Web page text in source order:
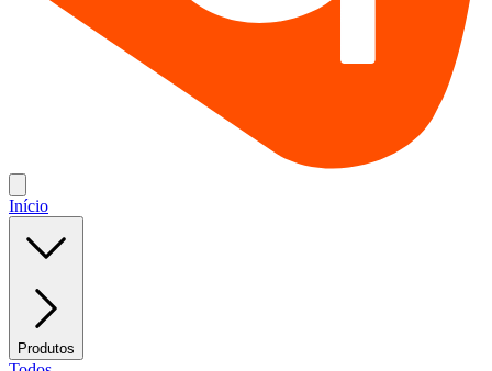
Início
Produtos